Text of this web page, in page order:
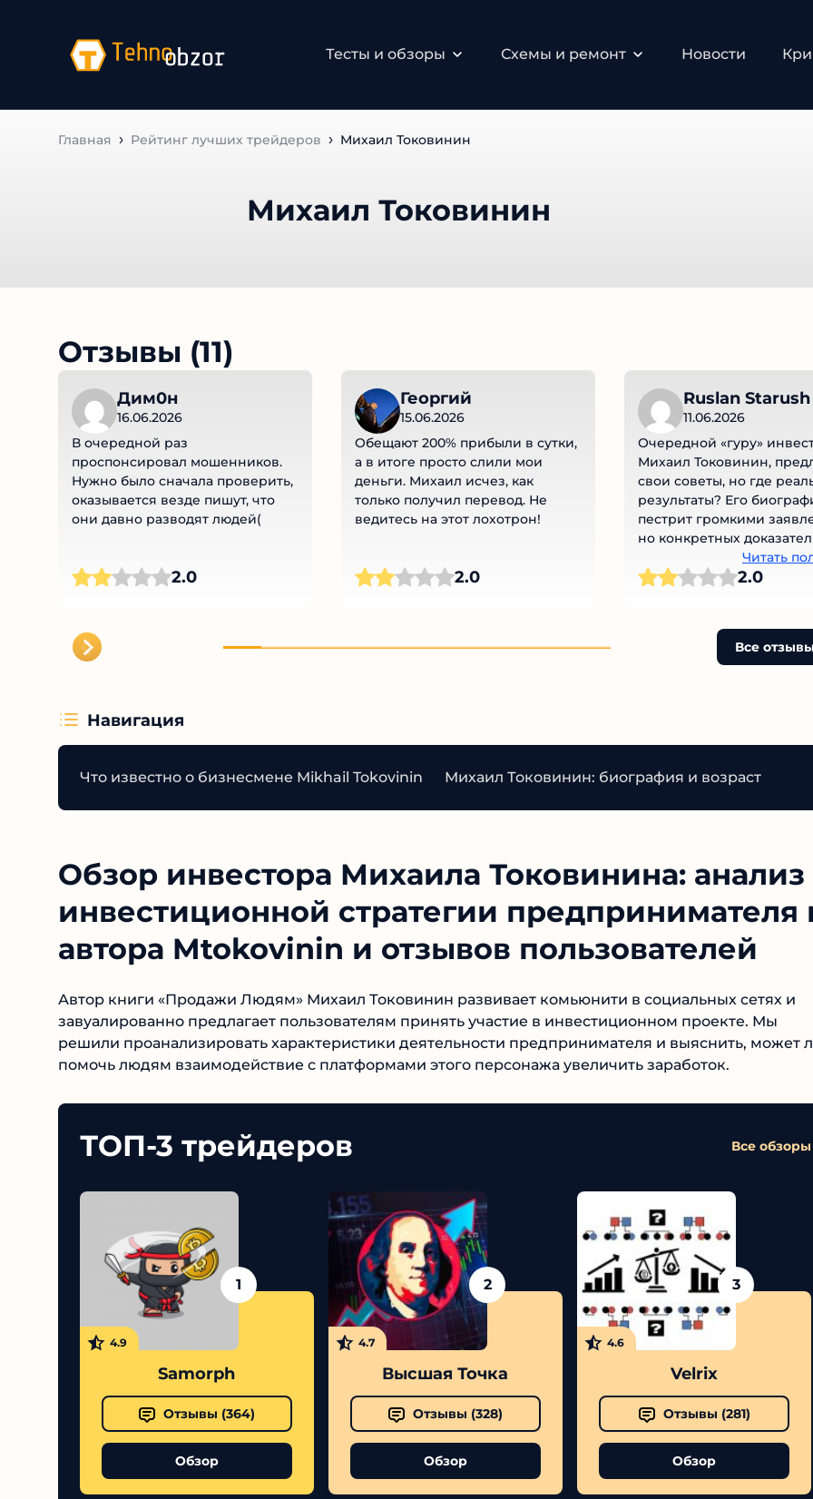
Тесты и обзоры Схемы и ремонт Новости
Главная Рейтинг лучших трейдеров Михаил Токовинин
Михаил Токовинин
Отзывы (11)
Дим0н
16.06.2026
В очередной раз
проспонсировал мошенников.
Нужно было сначала проверить,
оказывается везде пишут, что
они давно разводят людей(
2.0
Георгий
15.06.2026
Обещают 200% прибыли в сутки,
а в итоге просто слили мои
деньги. Михаил исчез, как
только получил перевод. Не
ведитесь на этот лохотрон!
2.0
Ruslan Starush
11.06.2026
Очередной «гуру»
Михаил Токовинин,
свои советы, но где
результаты? Его
пестрит громкими
но конкретных
успешных инвестиций
Скептически отношусь к
чем доверять свои
задуматься, есть ли у него
Читать
2.0
Все отзывы
Навигация
Что известно о бизнесмене Mikhail Tokovinin Михаил Токовинин: биография и возраст
Обзор инвестора Михаила Токовинина: анализ
инвестиционной стратегии предпринимателя
автора Mtokovinin и отзывов пользователей
Автор книги «Продажи Людям» Михаил Токовинин развивает комьюнити в социальных сетях и
завуалированно предлагает пользователям принять участие в инвестиционном проекте. Мы
решили проанализировать характеристики деятельности предпринимателя и выяснить, может
помочь людям взаимодействие с платформами этого персонажа увеличить заработок.
ТОП-3 трейдеров Все обзоры
1
4.9
Samorph
Отзывы (364)
Обзор
2
4.7
Высшая Точка
Отзывы (328)
Обзор
3
4.6
Velrix
Отзывы (281)
Обзор